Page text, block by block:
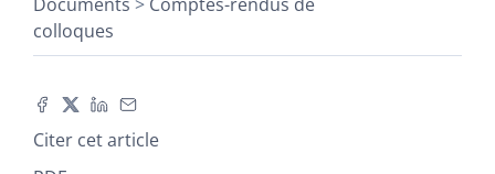
colloques
Citer cet article